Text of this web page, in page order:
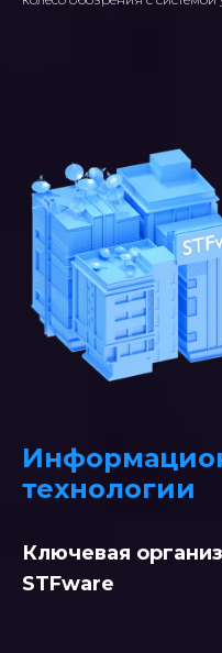
технологии
Ключевая
STFware